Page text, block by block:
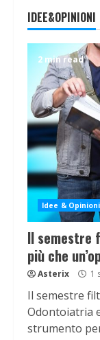
IDEE&OPINIONI
2 min read
Idee & Opinioni
Il semestre
più che
Asterix 1
Il semestre
Odontoiatria
strumento